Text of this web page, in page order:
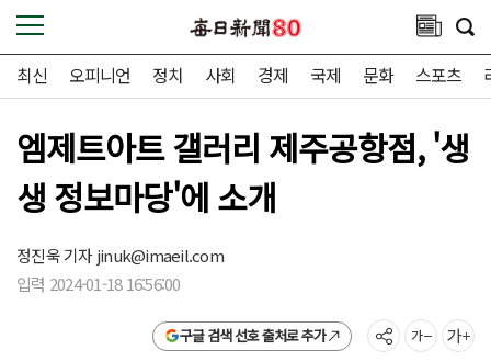
최신 오피니언 정치 사회 경제 국제 문화 스포츠
엠제트아트 갤러리 제주공항점, '생
생 정보마당'에 소개
정진욱 기자jinuk@imaeil.com
입력 2024-01-18 16:56:00
구글 검색 선호 출처로 추가